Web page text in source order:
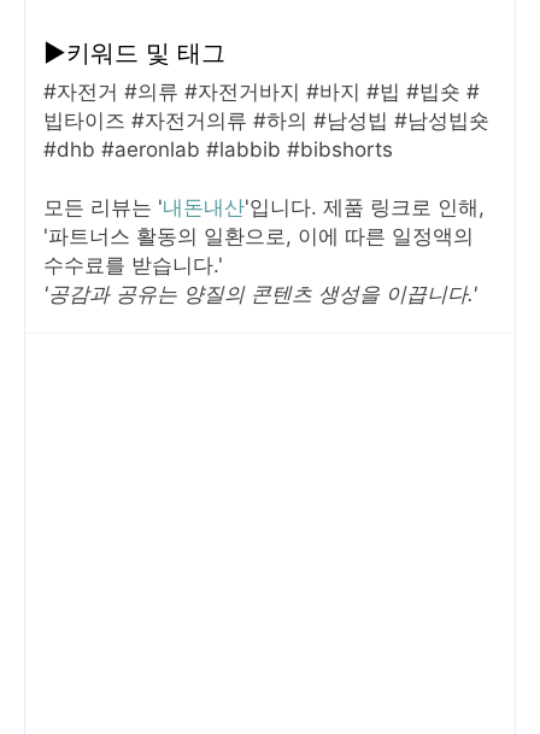
▶키워드 및 태그
#자전거 #의류 #자전거바지 #바지 #빕 #빕숏 #
빕타이즈 #자전거의류 #하의 #남성빕 #남성빕숏
#dhb #aeronlab #labbib #bibshorts
모든 리뷰는 '내돈내산'입니다. 제품 링크로 인해,
'파트너스 활동의 일환으로, 이에 따른 일정액의
수수료를 받습니다.'
'공감과 공유는 양질의 콘텐츠 생성을 이끕니다.'